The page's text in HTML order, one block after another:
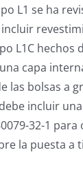
L1 se ha
L1C hechos
capa
las bolsas a
incluir
32-1
la puesta a